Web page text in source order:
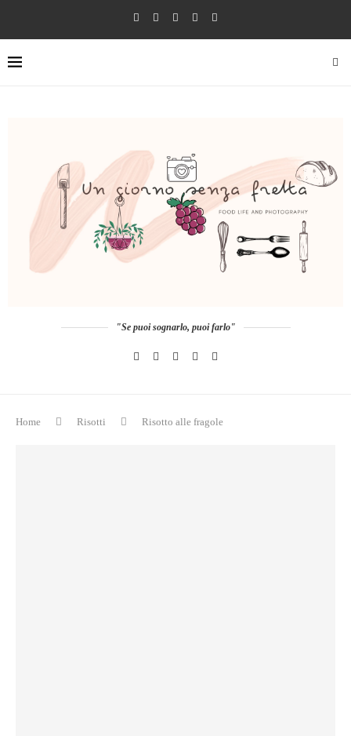
"Se puoi sognarlo, puoi farlo"
Home Risotti Risotto alle fragole